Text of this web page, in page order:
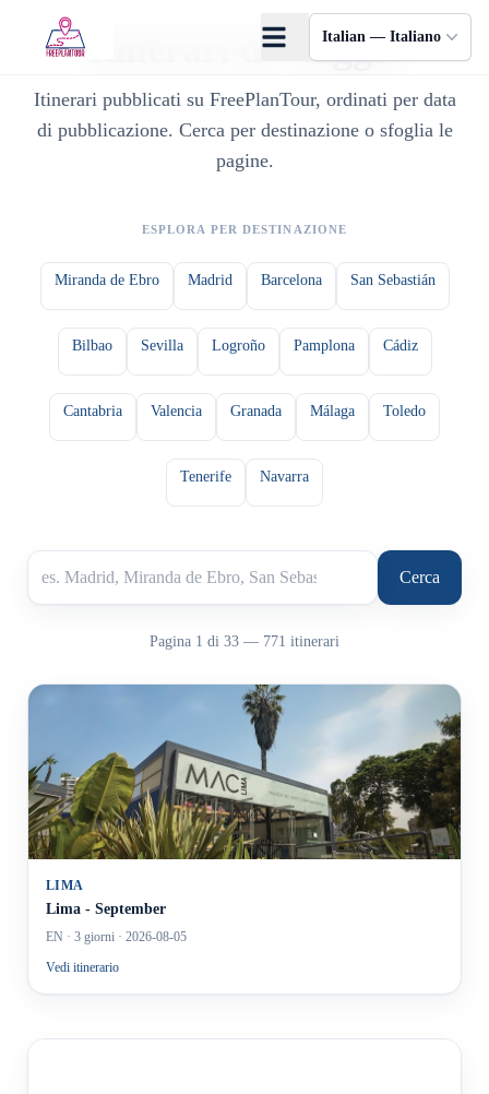
Italian — Italiano
Itinerari di viaggio
Itinerari pubblicati su FreePlanTour, ordinati per data
di pubblicazione. Cerca per destinazione o sfoglia le
pagine.
ESPLORA PER DESTINAZIONE
Miranda de Ebro Madrid Barcelona San Sebastián
Bilbao Sevilla Logroño Pamplona Cádiz
Cantabria Valencia Granada Málaga Toledo
Tenerife Navarra
Cerca itinerari
Cerca
Pagina 1 di 33 — 771 itinerari
LIMA
Lima - September
EN · 3 giorni · 2026-08-05
Vedi itinerario